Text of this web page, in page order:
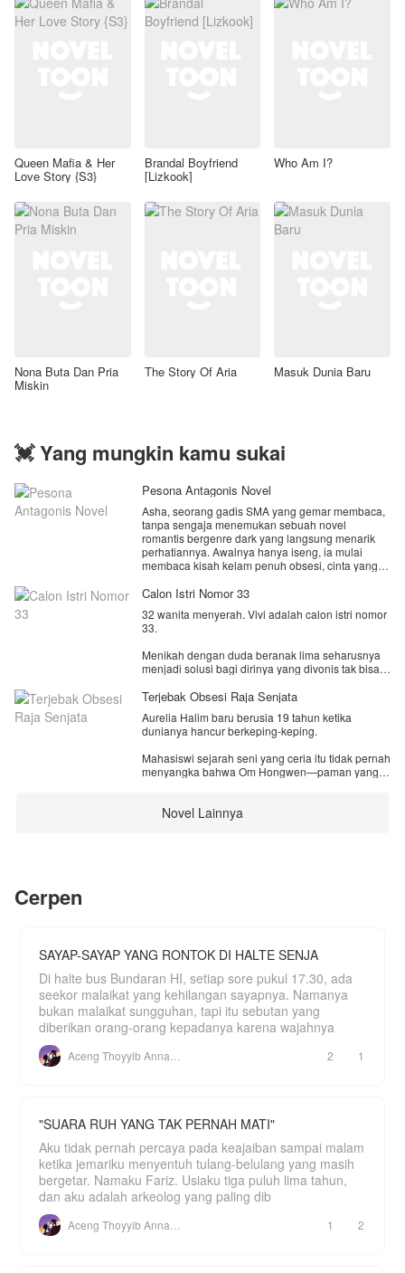
Queen Mafia & Her
Love Story {S3}
Brandal Boyfriend
[Lizkook]
Who Am I?
Nona Buta Dan Pria
Miskin
The Story Of Aria Masuk Dunia Baru
💓 Yang mungkin kamu sukai
Pesona Antagonis Novel
Asha, seorang gadis SMA yang gemar membaca,
tanpa sengaja menemukan sebuah novel
romantis bergenre dark yang langsung menarik
perhatiannya. Awalnya hanya iseng, ia mulai
membaca kisah kelam penuh obsesi, cinta yang
memikat. Tanpa sadar, ia terbawa suasana hingga
Namun saat ia terbangun, dunia di sekelilingnya
terasa asing.
bukan lagi berada di dunianya sendiri, melainkan
masuk ke dalam novel yang semalam ia baca.
memiliki perlindungan plot, juga bukan antagonis
yang berkuasa melainkan hanya seorang figuran.
Seorang figuran yang dalam cerita aslinya dikenal
karena satu hal: tergila-gila pada sang antagonis.
Dan yang paling mengerikan, Asha tahu persis
bagaimana akhir dari karakter itu nasib paling
mengenaskan yang bahkan tak layak disebut
Calon Istri Nomor 33
32 wanita menyerah. Vivi adalah calon istri nomor
33.
Menikah dengan duda beranak lima seharusnya
menjadi solusi bagi dirinya yang divonis tak bisa
lima anak Pak Baskara telah bersekutu untuk
mengusir setiap wanita yang mencoba
bertahan, atau menjadi nama berikutnya dalam
daftar kegagalan?
Terjebak Obsesi Raja Senjata
Aurelia Halim baru berusia 19 tahun ketika
dunianya hancur berkeping-keping.
Mahasiswi sejarah seni yang ceria itu tidak pernah
menyangka bahwa Om Hongwen—paman yang
makan keluarga—adalah orang yang menjualnya
ke Segitiga Emas.
Renard Kwee.
Sang Serigala Hitam.
Pemimpin tertinggi organisasi Black Wolf—pria
paling berkuasa dan paling ditakuti di seluruh Asia
adalah hukum. Dan ketika semua orang berlutut di
Tidak ada daftar yang ditempel di dinding. Tidak
ada aturan yang dibacakan keras-keras. Namun
**Sepuluh Larangan** Sang Serigala mengikat
setiap napas, setiap langkah, setiap pilihan
Aurelia—dan dia hanya tahu di mana batasnya
setelah melewatinya. Jangan hubungi siapa pun.
Novel Lainnya
Cerpen
SAYAP-SAYAP YANG RONTOK DI HALTE SENJA
Di halte bus Bundaran HI, setiap sore pukul 17.30, ada
seekor malaikat yang kehilangan sayapnya. Namanya
bukan malaikat sungguhan, tapi itu sebutan yang
diberikan orang-orang kepadanya karena wajahnya
2 1
"SUARA RUH YANG TAK PERNAH MATI"
Aku tidak pernah percaya pada keajaiban sampai malam
ketika jemariku menyentuh tulang-belulang yang masih
bergetar. Namaku Fariz. Usiaku tiga puluh lima tahun,
dan aku adalah arkeolog yang paling dib
1 2